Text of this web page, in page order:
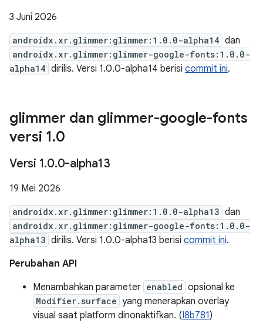
3 Juni 2026
androidx.xr.glimmer:glimmer:1.0.0-alpha14 dan
androidx.xr.glimmer:glimmer-google-fonts:1.0.0-
alpha14 dirilis. Versi 1.0.0-alpha14 berisi commit ini.
glimmer dan glimmer-google-fonts
versi 1.0
Versi 1.0.0-alpha13
19 Mei 2026
androidx.xr.glimmer:glimmer:1.0.0-alpha13 dan
androidx.xr.glimmer:glimmer-google-fonts:1.0.0-
alpha13 dirilis. Versi 1.0.0-alpha13 berisi commit ini.
Perubahan API
Menambahkan parameter enabled opsional ke
Modifier.surface yang menerapkan overlay
visual saat platform dinonaktifkan. (I8b781)